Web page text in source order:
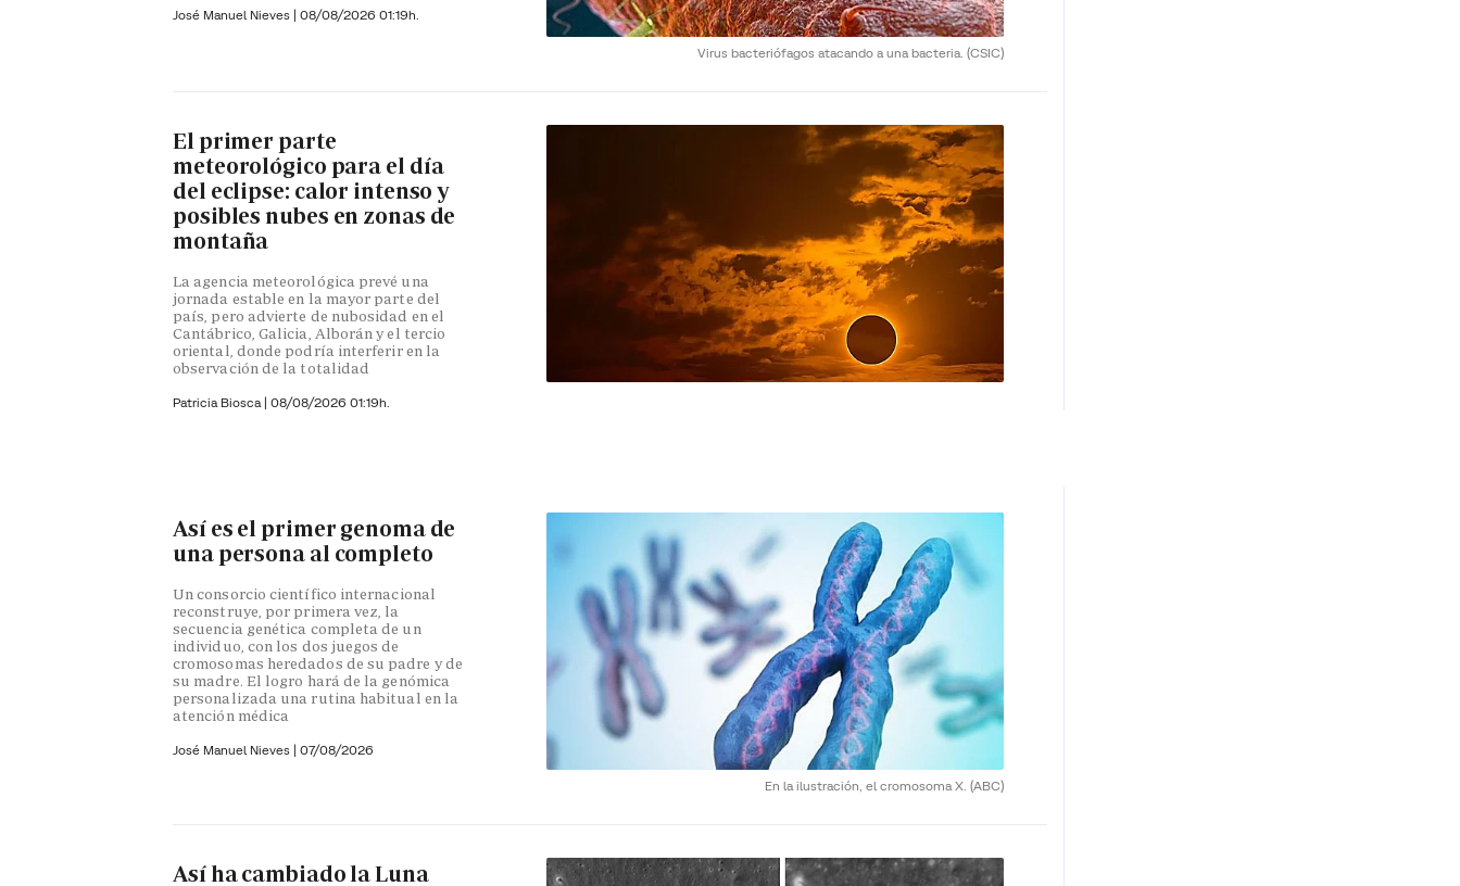
Virus bacteriófagos atacando a una bacteria. (CSIC)
José Manuel Nieves | 08/08/2026 01:19h.
El primer parte
meteorológico para el día
del eclipse: calor intenso y
posibles nubes en zonas de
montaña
La agencia meteorológica prevé una
jornada estable en la mayor parte del
país, pero advierte de nubosidad en el
Cantábrico, Galicia, Alborán y el tercio
oriental, donde podría interferir en la
observación de la totalidad
Patricia Biosca | 08/08/2026 01:19h.
En la ilustración, el cromosoma X. (ABC)
Así es el primer genoma de
una persona al completo
Un consorcio científico internacional
reconstruye, por primera vez, la
secuencia genética completa de un
individuo, con los dos juegos de
cromosomas heredados de su padre y de
su madre. El logro hará de la genómica
personalizada una rutina habitual en la
atención médica
José Manuel Nieves | 07/08/2026
Así ha cambiado la Luna